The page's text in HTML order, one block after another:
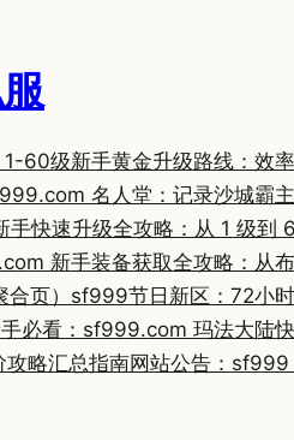
60级新手黄金升级路线：效率
名人堂：记录沙城霸
快速升级全攻略：从 1 级到
新手装备获取全攻略：从
页） sf999节日新区：72小
必看：sf999.com 玛法大陆
略汇总指南网站公告：sf999